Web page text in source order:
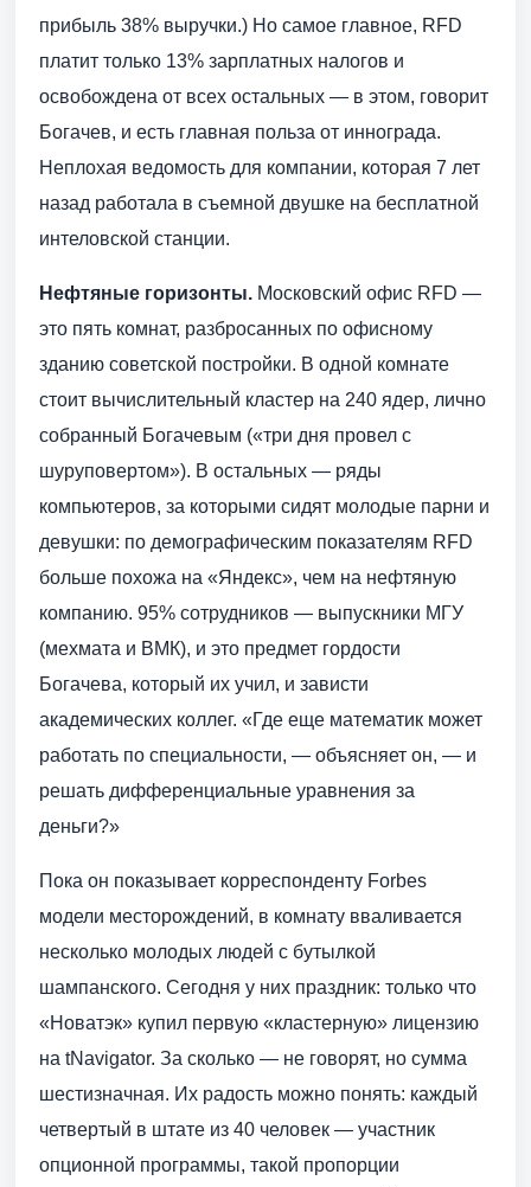
прибыль 38% выручки.) Но самое главное, RFD
платит только 13% зарплатных налогов и
освобождена от всех остальных — в этом, говорит
Богачев, и есть главная польза от иннограда.
Неплохая ведомость для компании, которая 7 лет
назад работала в съемной двушке на бесплатной
интеловской станции.
Нефтяные горизонты. Московский офис RFD —
это пять комнат, разбросанных по офисному
зданию советской постройки. В одной комнате
стоит вычислительный кластер на 240 ядер, лично
собранный Богачевым («три дня провел с
шуруповертом»). В остальных — ряды
компьютеров, за которыми сидят молодые парни и
девушки: по демографическим показателям RFD
больше похожа на «Яндекс», чем на нефтяную
компанию. 95% сотрудников — выпускники МГУ
(мехмата и ВМК), и это предмет гордости
Богачева, который их учил, и зависти
академических коллег. «Где еще математик может
работать по специальности, — объясняет он, — и
решать дифференциальные уравнения за
деньги?»
Пока он показывает корреспонденту Forbes
модели месторождений, в комнату вваливается
несколько молодых людей с бутылкой
шампанского. Сегодня у них праздник: только что
«Новатэк» купил первую «кластерную» лицензию
на tNavigator. За сколько — не говорят, но сумма
шестизначная. Их радость можно понять: каждый
четвертый в штате из 40 человек — участник
опционной программы, такой пропорции